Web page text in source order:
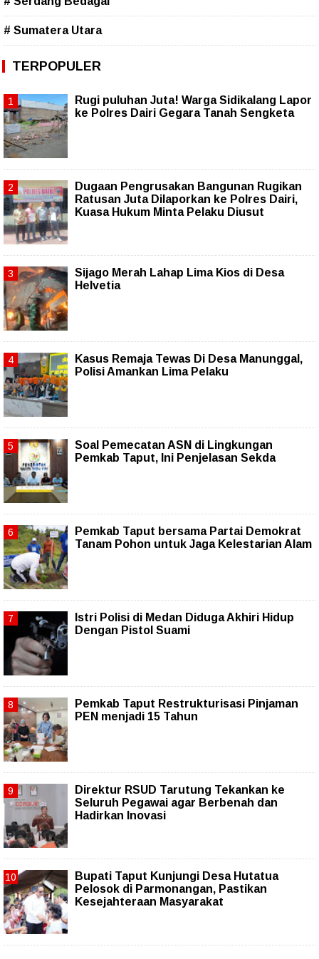
# Sumatera Utara
TERPOPULER
Rugi puluhan Juta! Warga Sidikalang Lapor
ke Polres Dairi Gegara Tanah Sengketa
Dugaan Pengrusakan Bangunan Rugikan
Ratusan Juta Dilaporkan ke Polres Dairi,
Kuasa Hukum Minta Pelaku Diusut
Sijago Merah Lahap Lima Kios di Desa
Helvetia
Kasus Remaja Tewas Di Desa Manunggal,
Polisi Amankan Lima Pelaku
Soal Pemecatan ASN di Lingkungan
Pemkab Taput, Ini Penjelasan Sekda
Pemkab Taput bersama Partai Demokrat
Tanam Pohon untuk Jaga Kelestarian Alam
Istri Polisi di Medan Diduga Akhiri Hidup
Dengan Pistol Suami
Pemkab Taput Restrukturisasi Pinjaman
PEN menjadi 15 Tahun‎
Direktur RSUD Tarutung Tekankan ke
Seluruh Pegawai agar Berbenah dan
Hadirkan Inovasi
Bupati Taput Kunjungi Desa Hutatua
Pelosok di Parmonangan, Pastikan
Kesejahteraan Masyarakat